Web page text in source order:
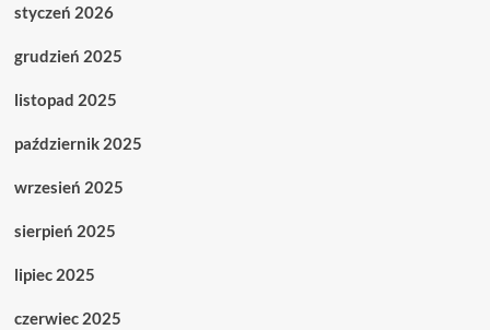
styczeń 2026
grudzień 2025
listopad 2025
październik 2025
wrzesień 2025
sierpień 2025
lipiec 2025
czerwiec 2025